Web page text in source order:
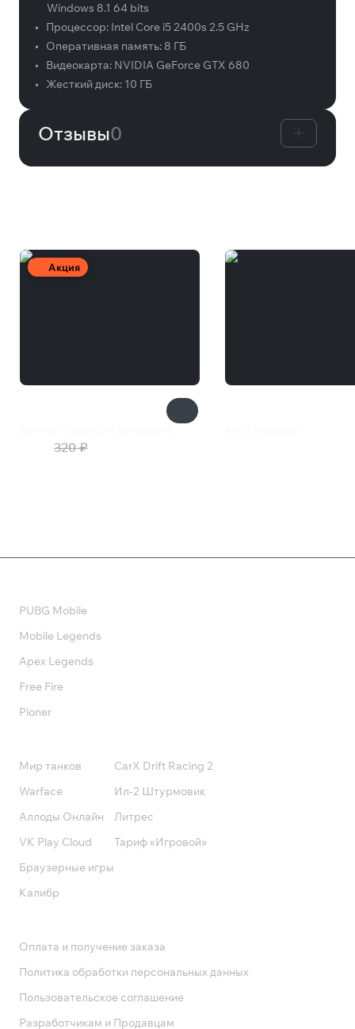
Windows 8.1 64 bits
•
Процессор: Intel Core i5 2400s 2.5 GHz
•
Оперативная память: 8 ГБ
•
Видеокарта: NVIDIA GeForce GTX 680
•
Жесткий диск: 10 ГБ
Отзывы0
Акция
320 ₽
PUBG Mobile
Mobile Legends
Apex Legends
Free Fire
Pioner
Мир танков
Warface
Аллоды Онлайн
VK Play Cloud
Браузерные игры
Калибр
CarX Drift Racing 2
Ил-2 Штурмовик
Литрес
Тариф «Игровой»
Оплата и получение заказа
Политика обработки персональных данных
Пользовательское соглашение
Разработчикам и Продавцам